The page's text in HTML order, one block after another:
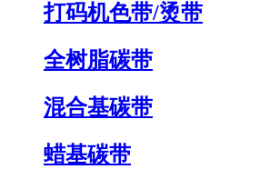
打码机色带/烫带
全树脂碳带
混合基碳带
蜡基碳带